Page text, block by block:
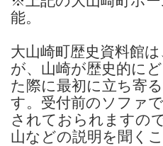
能。
大山崎町歴史資料館
が、山崎が歴史的に
た際に最初に立ち寄
す。受付前のソファ
されておられますの
山などの説明を聞く